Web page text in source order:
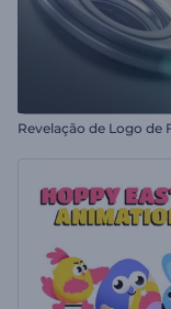
Revelação de Logo de